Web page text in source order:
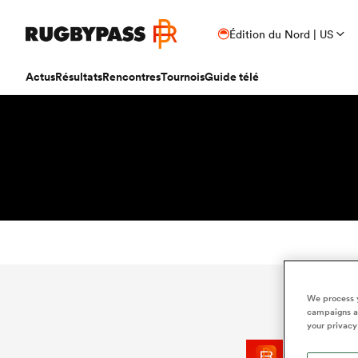
Édition du Nord | US
ActusRésultatsRencontresTournoisGuide télé
We process
campaigns
your